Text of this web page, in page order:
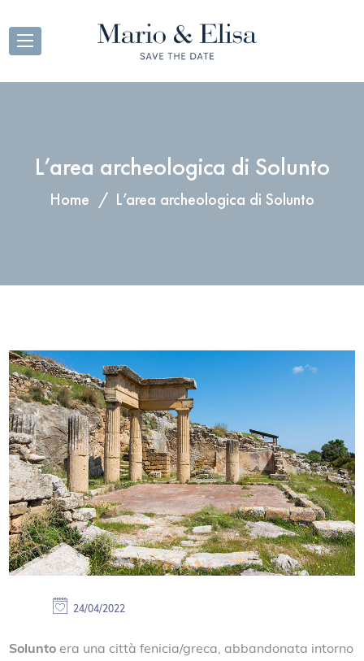
L’area archeologica di Solunto
Home L’area archeologica di Solunto
24/04/2022
Solunto era una città fenicia/greca, abbandonata intorno